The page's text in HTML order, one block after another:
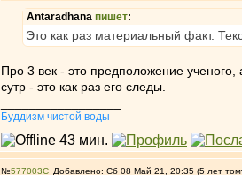
Antaradhana пишет:
Это как раз материальный факт.
Про 3 век - это предположение
сутр - это как раз его следы.
Буддизм чистой воды
№577003 Добавлено: Сб 08 Май 21, 20:35 (5 лет